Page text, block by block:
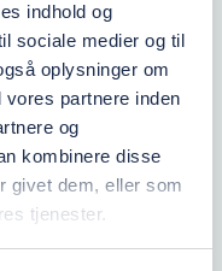
indhold og
sociale medier og til
oplysninger om
partnere inden
og
kombinere disse
givet dem, eller som
tjenester.